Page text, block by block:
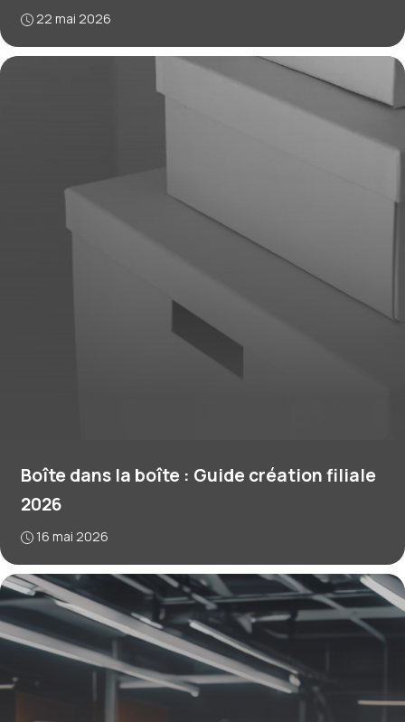
22 mai 2026
Boîte dans la boîte : Guide création filiale
2026
16 mai 2026